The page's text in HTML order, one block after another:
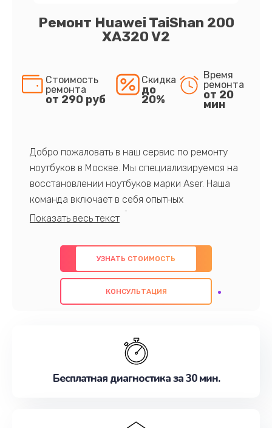
Ремонт Huawei TaiShan 200
XA320 V2
Стоимость
ремонта
от 290 руб
Скидка
до
20%
Время
ремонта
от 20
мин
Добро пожаловать в наш сервис по ремонту
ноутбуков в Москве. Мы специализируемся на
восстановлении ноутбуков марки Aser. Наша
команда включает в себя опытных
профессионалов с обширными знаниями и
предлагаем быстрый и качественный ремонт с
использованием оригинальных компонентов, а
также гарантируем качество всех
проведенных работ. Наша цель - предоставить
наилучшим образом. Не медлите записаться на
УЗНАТЬ СТОИМОСТЬ
КОНСУЛЬТАЦИЯ
Бесплатная диагностика за 30 мин.